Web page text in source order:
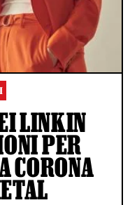
LINKIN
PER
CORONA